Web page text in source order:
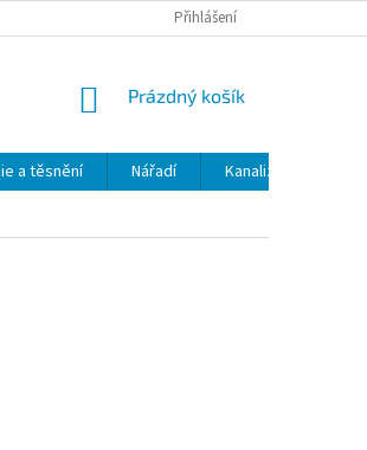
MOJE OBJEDNÁVKA
Přihlášení
NÁKUPNÍ
Prázdný košík
a těsnění Nářadí Kanalizace